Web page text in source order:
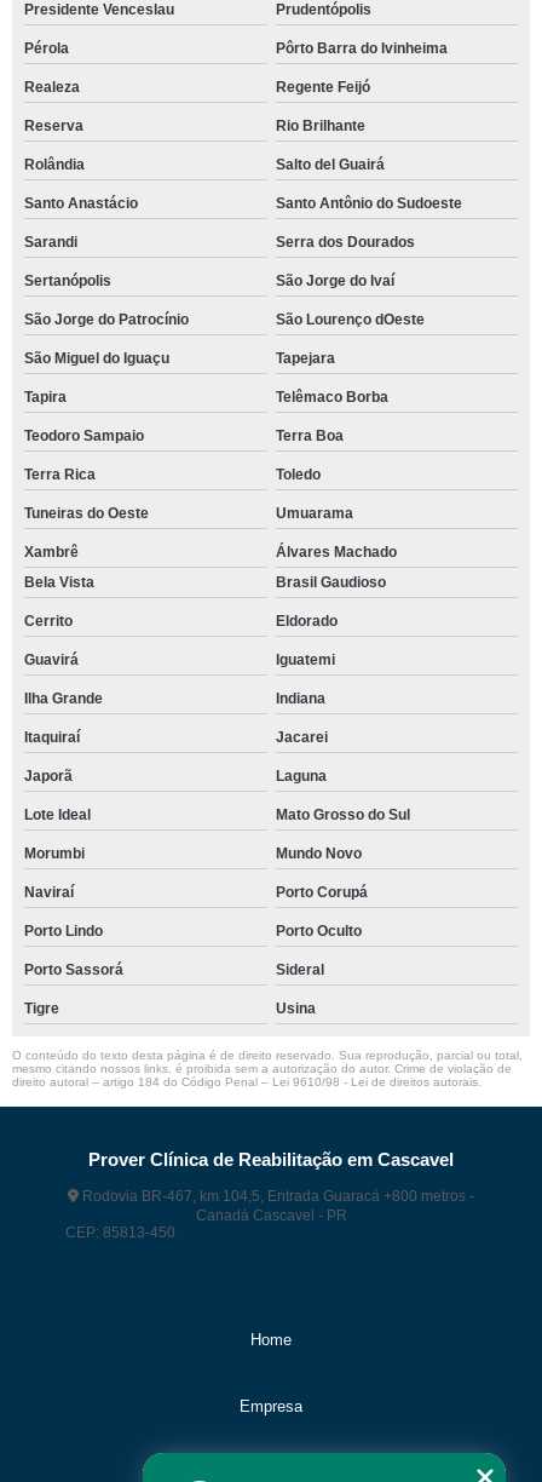
Presidente Venceslau Prudentópolis
Pérola Pôrto Barra do Ivinheima
Realeza Regente Feijó
Reserva Rio Brilhante
Rolândia Salto del Guairá
Santo Anastácio Santo Antônio do Sudoeste
Sarandi Serra dos Dourados
Sertanópolis São Jorge do Ivaí
São Jorge do Patrocínio São Lourenço dOeste
São Miguel do Iguaçu Tapejara
Tapira Telêmaco Borba
Teodoro Sampaio Terra Boa
Terra Rica Toledo
Tuneiras do Oeste Umuarama
Xambrê
Álvares Machado
Bela Vista
Brasil Gaudioso
Cerrito Eldorado
Guavirá Iguatemi
Ilha Grande Indiana
Itaquiraí Jacarei
Japorã Laguna
Lote Ideal Mato Grosso do Sul
Morumbi Mundo Novo
Naviraí Porto Corupá
Porto Lindo Porto Oculto
Porto Sassorá Sideral
Tigre Usina
O conteúdo do texto desta página é de direito reservado. Sua reprodução, parcial ou total,
mesmo citando nossos links, é proibida sem a autorização do autor. Crime de violação de
direito autoral – artigo 184 do Código Penal – Lei 9610/98 - Lei de direitos autorais
Prover Clínica de Reabilitação em Cascavel
Rodovia BR-467, km 104,5, Entrada Guaracá +800 metros -
Canadá Cascavel - PR
CEP: 85813-450
Home
Empresa